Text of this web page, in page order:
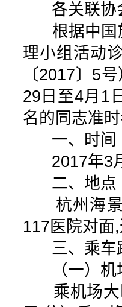
各关联协
根据中国
理小组活动
〔2017〕5
29日至4月1
名的同志准
一、时间
2017年3月
二、地点
杭州海景
117医院对面,
三、乘车
（一）机
乘机场大